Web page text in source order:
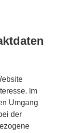
Im
Umgang
der